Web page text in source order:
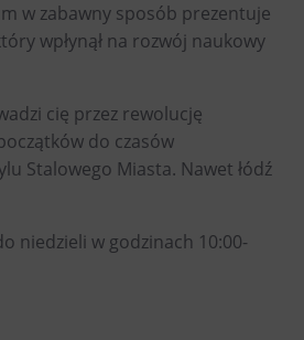
w Parku Landek
Świat Techniki
w zabawny sposób prezentuje
wpłynął na rozwój naukowy
cię przez rewolucję
do czasów
Stalowego Miasta. Nawet łódź
niedzieli w godzinach 10:00-